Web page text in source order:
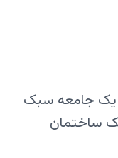
یک جامعه سبک
ساختمان